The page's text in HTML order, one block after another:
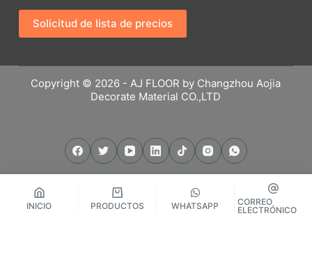
INICIO PRODUCTOS WHATSAPP
CORREO
ELECTRÓNICO
Solicitud de lista de precios
Copyright © 2026 - AJ FLOOR by Changzhou Aojia
Decorate Material CO.,LTD